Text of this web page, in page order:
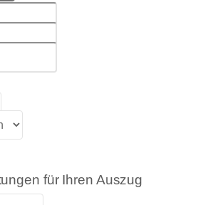
für Ihren Auszug